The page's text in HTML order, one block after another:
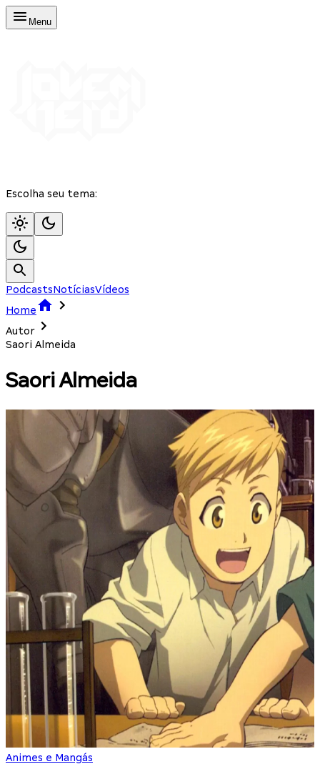
Menu
Escolha seu tema:
PodcastsNotíciasVídeos
Home
Autor
Saori Almeida
Saori Almeida
Animes e Mangás